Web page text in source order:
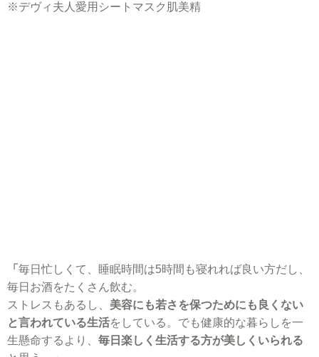
※デヴィ夫人愛用シートマスク肌美精
「 毎日忙しくて、睡眠時間は5時間も寝れれば良い方だし、
毎日お酒をたくさん飲む。
ストレスもあるし、 美容にも若さを保つためにも良くない
と言われている生活をしている。でも健康的な暮らしを一
生懸命するより、 毎日楽しく生活する方が美しくいられる